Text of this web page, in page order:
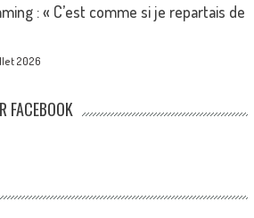
: « C’est comme si je repartais de
2026
FACEBOOK